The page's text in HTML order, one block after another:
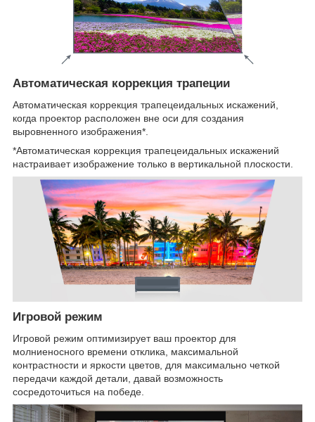
Автоматическая коррекция трапеции
Автоматическая коррекция трапецеидальных искажений,
когда проектор расположен вне оси для создания
выровненного изображения*.
*Автоматическая коррекция трапецеидальных искажений
настраивает изображение только в вертикальной плоскости.
Игровой режим
Игровой режим оптимизирует ваш проектор для
молниеносного времени отклика, максимальной
контрастности и яркости цветов, для максимально четкой
передачи каждой детали, давай возможность
сосредоточиться на победе.